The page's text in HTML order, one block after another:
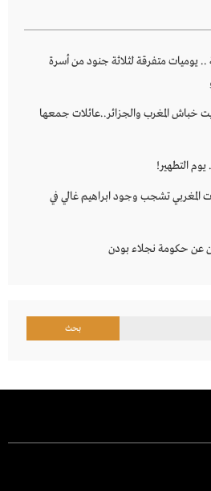
.. يوميات متفرقة لثلاثة جنود من أسرة
خباش المغرب والجزائر..عائلات جمعها
التطهير!
المغربي تشجب وجود ابراهيم غالي في
عن حكومة نجلاء بودن